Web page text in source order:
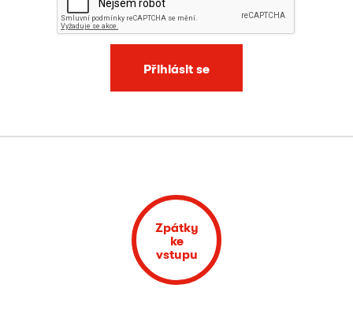
Přihlásit se
Zpátky
ke
vstupu